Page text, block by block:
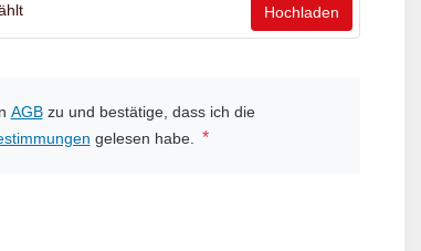
Hochladen
AGBzu und bestätige, dass ich die
gelesen habe. *